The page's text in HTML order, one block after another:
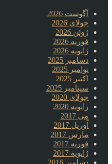
آگوست 2026
جولای 2026
ژوئن 2026
فوریه 2026
ژانویه 2026
دسامبر 2025
نوامبر 2025
اکتبر 2025
سپتامبر 2025
جولای 2020
ژانویه 2020
می 2017
آوریل 2017
مارس 2017
فوریه 2017
ژانویه 2017